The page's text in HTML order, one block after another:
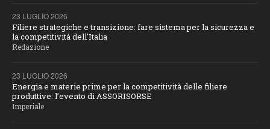
23 LUGLIO 2026
Filiere strategiche e transizione: fare sistema per la sicurezza e
la competitività dell'Italia
Redazione
23 LUGLIO 2026
Energia e materie prime per la competitività delle filiere
produttive: l’evento di ASSORISORSE
Imperiale